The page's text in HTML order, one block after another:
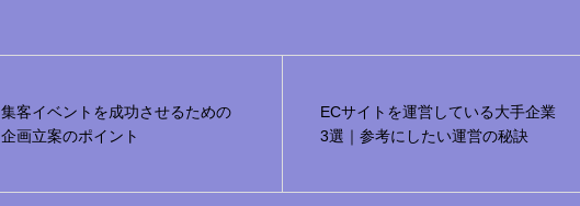
集客イベントを成功させるための
企画立案のポイント
ECサイトを運営している大手企業
3選｜参考にしたい運営の秘訣